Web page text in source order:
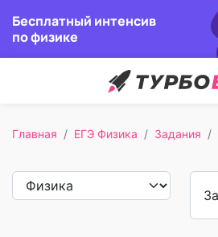
Бесплатный интенсив
по физике
Преподаватели
Главная ЕГЭ Физика Задания